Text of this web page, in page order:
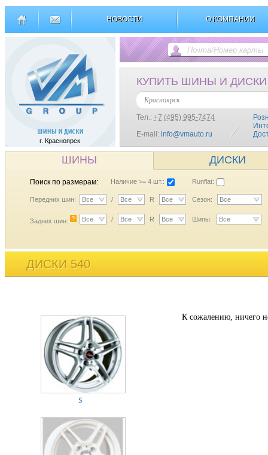
НОВОСТИ О КОМПАНИИ
г. Красноярск
КУПИТЬ ШИНЫ И ДИСКИ
Красноярск
Тел.: +7 (495) 995-7474
E-mail: info@vmauto.ru
ШИНЫ ДИСКИ
Поиск по размерам: Наличие >= 4 шт.: Runflat:
Передних шин: Все / Все R Все Сезон: Все
Задних шин: ? Все / Все R Все Шипы: Все
ДИСКИ 540
S
К сожалению, ничего